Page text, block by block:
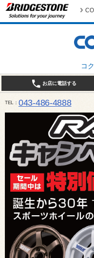
コ
お店に電話する
TEL 043-486-4888
平日9:30～18:30 日・祝日10:00～